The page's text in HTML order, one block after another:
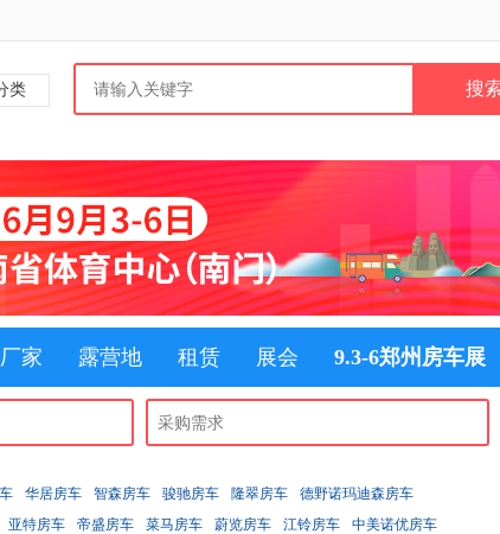
类
厂家 露营地 租赁 展会 9.3-6郑州房车展
华居房车 智森房车 骏驰房车 隆翠房车 德野诺玛迪森房车
亚特房车 帝盛房车 菜马房车 蔚览房车 江铃房车 中美诺优房车